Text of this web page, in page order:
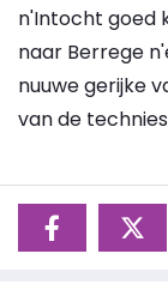
n'Intocht goed
naar Berrege
nuuwe gerijke
van de